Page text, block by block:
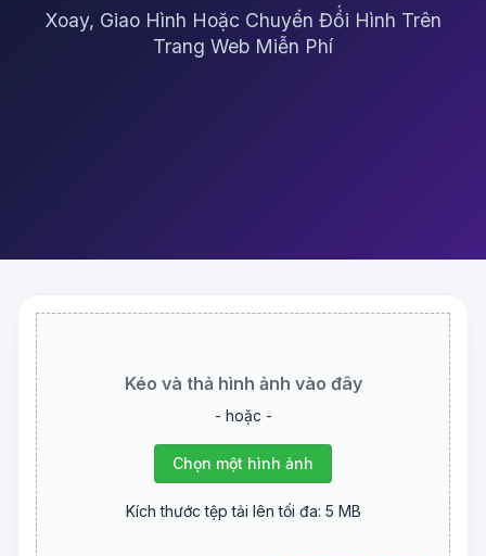
Xoay, Giao Hình Hoặc Chuyển Đồ́i Hình Trên
Trang Web Miễn Phí
Kéo và thả hình ảnh vào đây
- hoặc -
Chọn một hình ảnh
Kích thước tệp tải lên tối đa: 5 MB